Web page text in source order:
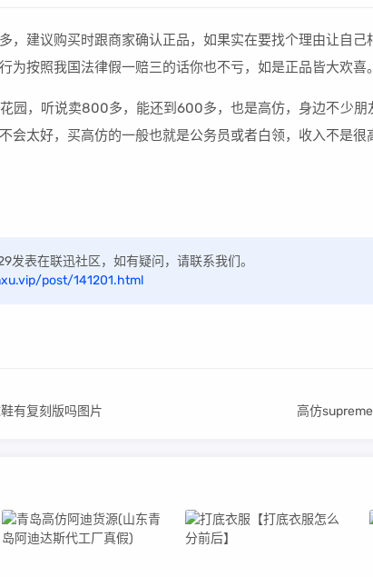
，建议购买时跟商家确认正品，如果实在要找个理由让自己
为按照我国法律假一赔三的话你也不亏，如是正品皆大欢喜。
园，听说卖800多，能还到600多，也是高仿，身边不少
会太好，买高仿的一般也就是公务员或者白领，收入不是很
发表在联迅社区，如有疑问，请联系我们。
post/141201.html
有复刻版吗图片
高仿